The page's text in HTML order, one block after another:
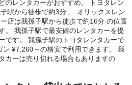
のレンタカーがおすすめ。 トヨタレン
駅から徒歩で約3分 、 オリックスレン
店は我孫子駅から徒歩で約16分 の位置
。 我孫子駅で最安値のレンタカーを提
です。 我孫子駅のトヨタレンタカーで
ン ¥7,260～の格安で利用できます。 我
カーは売り切れる場合もありますの